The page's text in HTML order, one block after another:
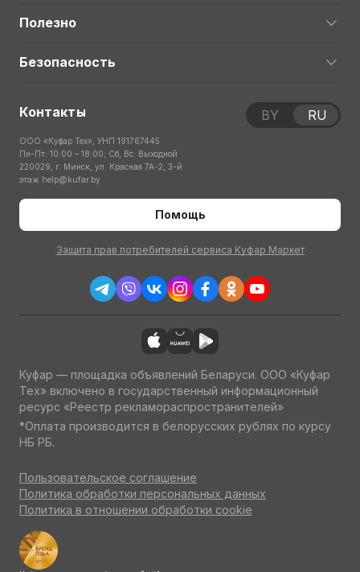
Полезно
Безопасность
Контакты
ООО «Куфар Тех», УНП 191767445
Пн-Пт: 10:00 – 18:00; Сб, Вс: Выходной
220029, г. Минск, ул. Красная 7А-2, 3-й
этаж help@kufar.by
Помощь
Защита прав потребителей сервиса Куфар Маркет
BY RU
Куфар — площадка объявлений Беларуси. ООО «Куфар
Тех» включено в государственный информационный
ресурс «Реестр рекламораспространителей»
*Оплата производится в белорусских рублях по курсу
НБ РБ.
Пользовательское соглашение
Политика обработки персональных данных
Политика в отношении обработки cookie